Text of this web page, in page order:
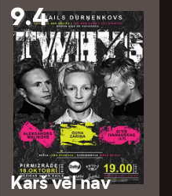
9.4
Karš vēl nav